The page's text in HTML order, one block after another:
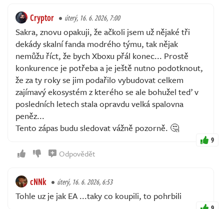
Cryptor úterý, 16. 6. 2026, 7:00
Sakra, znovu opakuji, že ačkoli jsem už nějaké tři
dekády skalní fanda modrého týmu, tak nějak
nemůžu říct, že bych Xboxu přál konec... Prostě
konkurence je potřeba a je ještě nutno podotknout,
že za ty roky se jim podařilo vybudovat celkem
zajímavý ekosystém z kterého se ale bohužel teď v
posledních letech stala opravdu velká spalovna
peněz...
Tento zápas budu sledovat vážně pozorně. 🤔
9
Odpovědět
cNNk úterý, 16. 6. 2026, 6:53
Tohle uz je jak EA ...taky co koupili, to pohrbili